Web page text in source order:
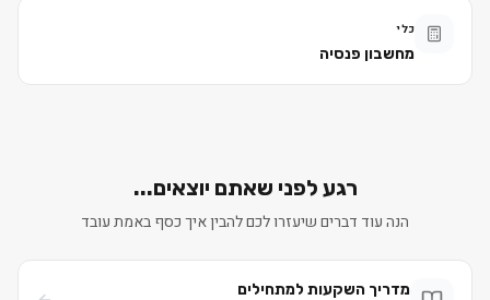
כלי
מחשבון פנסיה
רגע לפני שאתם יוצאים...
הנה עוד דברים שיעזרו לכם להבין איך כסף באמת עובד
מדריך השקעות למתחילים